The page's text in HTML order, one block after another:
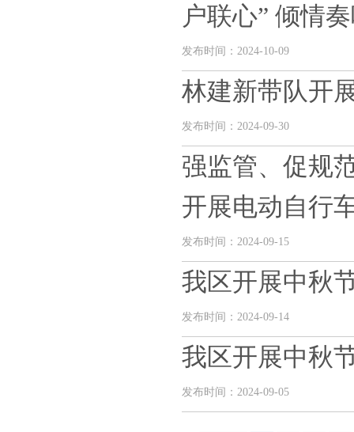
户联心” 倾情
发布时间：2024-10-09
林建新带队开
发布时间：2024-09-30
强监管、促规
开展电动自行
发布时间：2024-09-15
我区开展中秋
发布时间：2024-09-14
我区开展中秋
发布时间：2024-09-05